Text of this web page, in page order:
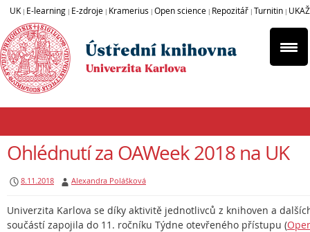
UK E-learning E-zdroje Kramerius Open science Repozitář Turnitin UKAŽ
Ohlédnutí za OAWeek 2018 na UK
8.11.2018 Alexandra Polášková
Univerzita Karlova se díky aktivitě jednotlivců z knihoven a
součástí zapojila do 11. ročníku Týdne otevřeného přístupu (